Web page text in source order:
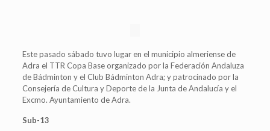
Este pasado sábado tuvo lugar en el municipio almeriense de
Adra el TTR Copa Base organizado por la Federación Andaluza
de Bádminton y el Club Bádminton Adra; y patrocinado por la
Consejería de Cultura y Deporte de la Junta de Andalucía y el
Excmo. Ayuntamiento de Adra.
Sub-13